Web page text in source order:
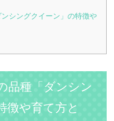
シングクイーン」の特徴や
品種「ダンシン
徴や育て方と